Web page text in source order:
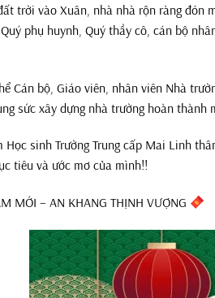
trời vào Xuân, nhà nhà rộn ràng đón
phụ huynh, Quý thầy cô, cán bộ
Cán bộ, Giáo viên, nhân viên Nhà
sức xây dựng nhà trường hoàn thành
Học sinh Trường Trung cấp Mai Linh
tiêu và ước mơ của mình!!
MỚI – AN KHANG THỊNH VƯỢNG